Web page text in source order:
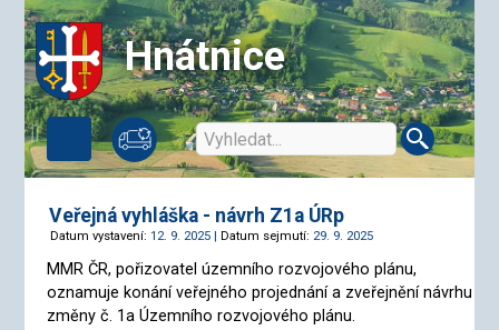
Hnátnice
Veřejná vyhláška - návrh Z1a ÚRp
Datum vystavení: 12. 9. 2025 | Datum sejmutí: 29. 9. 2025
MMR ČR, pořizovatel územního rozvojového plánu,
oznamuje konání veřejného projednání a zveřejnění návrhu
změny č. 1a Územního rozvojového plánu.